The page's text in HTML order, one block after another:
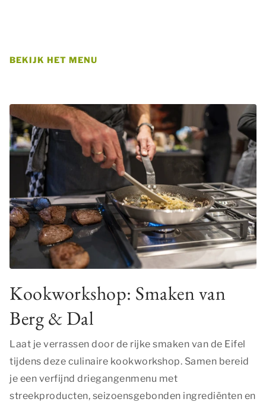
BEKIJK HET MENU
Kookworkshop: Smaken van
Berg & Dal
Laat je verrassen door de rijke smaken van de Eifel
tijdens deze culinaire kookworkshop. Samen bereid
je een verfijnd driegangenmenu met
streekproducten, seizoensgebonden ingrediënten en
Essentiële cookies
herleidbaar zijn naar een persoon.
Essentiële cookies
Marketing
Marketingcookies worden gebruikt om bezoekers te
volgen wanneer ze verschillende websites bezoeken.
Hun doel is advertenties weergeven die zijn
toegesneden op en relevant zijn voor de individuele
gebruiker. Deze advertenties worden zo waardevoller
voor uitgevers en externe adverteerders.
Marketing
Functionele en analytische cookies
Functionele cookies zijn nodig om een boeking te
kunnen maken op onze website. Met de analytische
we om onze sites elke dag weer een beetje beter te
maken. Het bezoekgedrag wordt anoniem in beeld
gebracht.
Functionele en analytische cookies